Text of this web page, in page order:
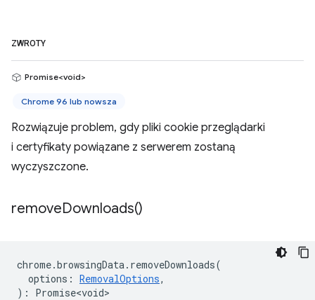
ZWROTY
Promise<void>
Chrome 96 lub nowsza
Rozwiązuje problem, gdy pliki cookie przeglądarki
i certyfikaty powiązane z serwerem zostaną
wyczyszczone.
removeDownloads()
chrome.browsingData. removeDownloads(
options : RemovalOptions,
) : Promise<void>